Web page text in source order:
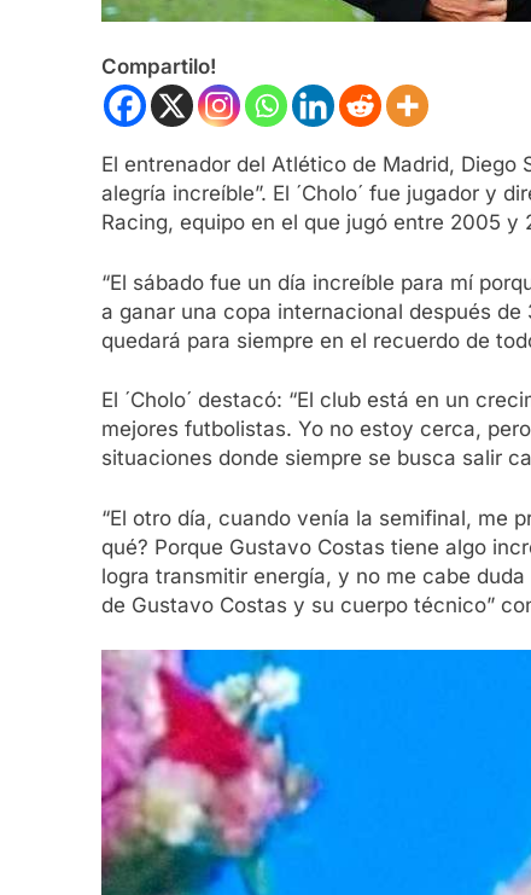
Compartilo!
El entrenador del Atlético de Madrid, Diego
alegría increíble”. El ´Cholo´ fue jugador y
Racing, equipo en el que jugó entre 2005
“El sábado fue un día increíble para mí
a ganar una copa internacional después
quedará para siempre en el recuerdo de
El ´Cholo´ destacó: “El club está en un
mejores futbolistas. Yo no estoy cerca,
situaciones donde siempre se busca salir
“El otro día, cuando venía la semifinal, me
qué? Porque Gustavo Costas tiene algo
logra transmitir energía, y no me cabe
de Gustavo Costas y su cuerpo técnico”